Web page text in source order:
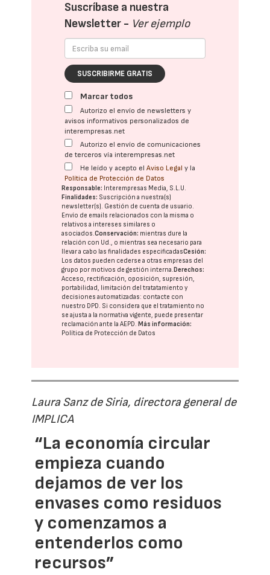
Suscríbase a nuestra
Newsletter - Ver ejemplo
SUSCRIBIRME GRATIS
Marcar todos
Autorizo el envío de newsletters y
avisos informativos personalizados de
interempresas.net
Autorizo el envío de comunicaciones
de terceros vía interempresas.net
He leído y acepto elAviso Legal y la
Política de Protección de Datos
Responsable: Interempresas Media, S.L.U.
Finalidades: Suscripción a nuestra(s)
newsletter(s). Gestión de cuenta de usuario.
Envío de emails relacionados con la misma o
relativos a intereses similares o
asociados.Conservación: mientras dure la
relación con Ud., o mientras sea necesario para
llevar a cabo las finalidades especificadasCesión:
Los datos pueden cederse a otras empresas del
grupo por motivos de gestión interna. Derechos:
Acceso, rectificación, oposición, supresión,
portabilidad, limitación del tratatamiento y
decisiones automatizadas: contacte con
nuestro DPD. Si considera que el tratamiento no
se ajusta a la normativa vigente, puede presentar
reclamación ante laAEPD. Más información:
Política de Protección de Datos
Laura Sanz de Siria, directora general de
IMPLICA
“La economía circular
empieza cuando
dejamos de ver los
envases como residuos
y comenzamos a
entenderlos como
recursos”